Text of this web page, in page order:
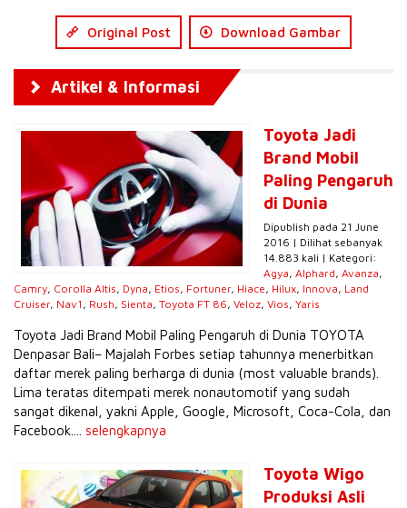
Original Post Download Gambar
Artikel & Informasi
Toyota Jadi
Brand Mobil
Paling Pengaruh
di Dunia
Dipublish pada 21 June
2016 | Dilihat sebanyak
14.883 kali | Kategori:
Agya, Alphard, Avanza,
Camry, Corolla Altis, Dyna, Etios, Fortuner, Hiace, Hilux, Innova, Land
Cruiser, Nav1 , Rush, Sienta, Toyota FT 86, Veloz, Vios, Yaris
Toyota Jadi Brand Mobil Paling Pengaruh di Dunia TOYOTA
Denpasar Bali– Majalah Forbes setiap tahunnya menerbitkan
daftar merek paling berharga di dunia (most valuable brands).
Lima teratas ditempati merek nonautomotif yang sudah
sangat dikenal, yakni Apple, Google, Microsoft, Coca-Cola, dan
Facebook.... selengkapnya
Toyota Wigo
Produksi Asli